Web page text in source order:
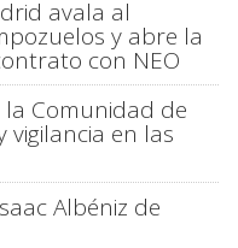
avala al
y abre la
con NEO
Comunidad de
vigilancia en las
Albéniz de